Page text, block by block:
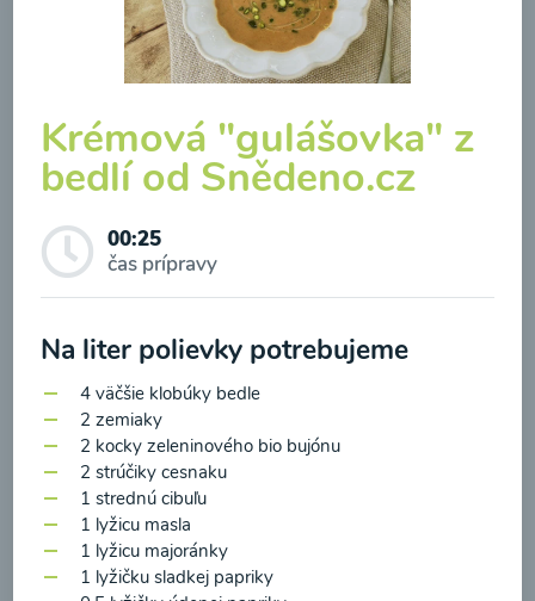
Brokolicová polievka so
syrom
Krémová "gulášovka" z
bedlí od Snědeno.cz
00:25
čas prípravy
Na liter polievky potrebujeme
4 väčšie klobúky bedle
2 zemiaky
2 kocky zeleninového bio bujónu
2 strúčiky cesnaku
1 strednú cibuľu
1 lyžicu masla
1 lyžicu majoránky
1 lyžičku sladkej papriky
Odber noviniek a akcií
Odoslaním registrácie na Newsletter súhlasím so
spracovaním osobných údajov pre účely